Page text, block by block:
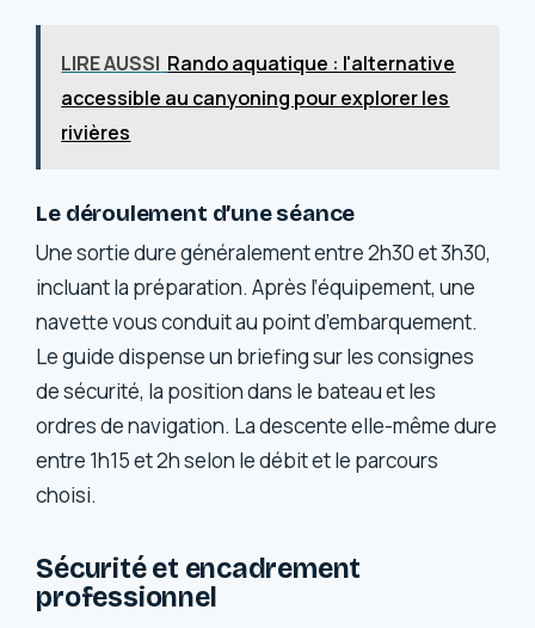
LIRE AUSSI Rando aquatique : l'alternative
accessible au canyoning pour explorer les
rivières
Le déroulement d’une séance
Une sortie dure généralement entre 2h30 et 3h30,
incluant la préparation. Après l’équipement, une
navette vous conduit au point d’embarquement.
Le guide dispense un briefing sur les consignes
de sécurité, la position dans le bateau et les
ordres de navigation. La descente elle-même dure
entre 1h15 et 2h selon le débit et le parcours
choisi.
Sécurité et encadrement
professionnel